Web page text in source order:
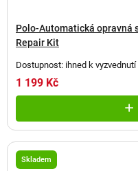
Polo-Automatická opravná
Repair Kit
Dostupnost: ihned k vyzvednutí
1 199 Kč
Skladem